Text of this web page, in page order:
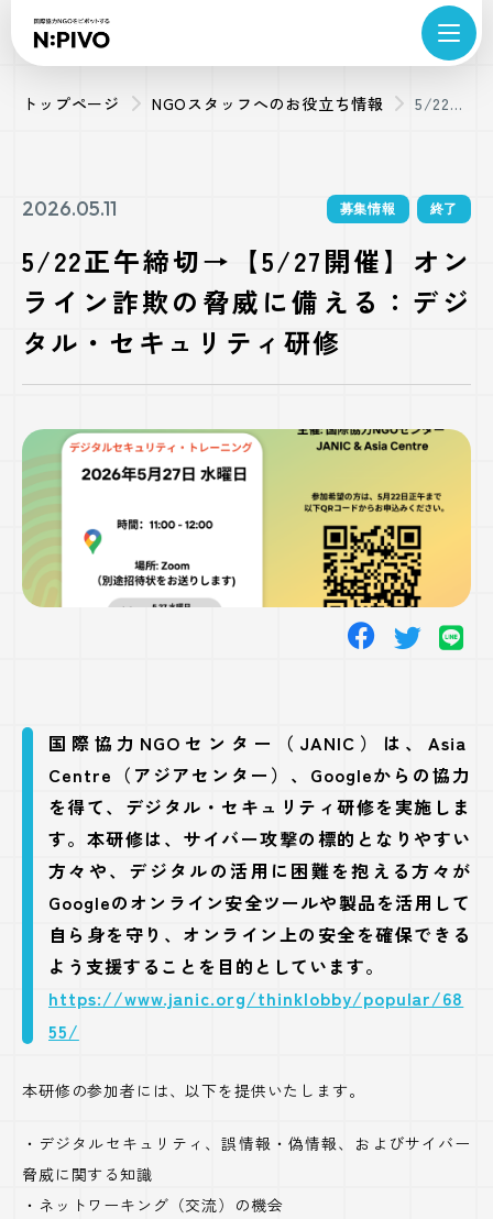
トップページ NGOスタッフへのお役立ち情報
5/22正
開催】
イン詐
欺の脅
デジタ
キュリ
ティ研
修
2026.05.11 募集情報 終了
5/22正午締切→【5/27開催】オン
ライン詐欺の脅威に備える：デジ
タル・セキュリティ研修
国際協力NGOセンター（JANIC）は、Asia
Centre（アジアセンター）、Googleからの協力
を得て、デジタル・セキュリティ研修を実施しま
す。本研修は、 サイバー攻撃の標的となりやすい
方々や、デジタルの活用に困難を抱える方々が
Googleのオンライン安全ツールや製品を活用して
自ら身を守り、オンライン上の安全を確保できる
よう支援することを目的としています。
https://www.janic.org/thinklobby/popular/68
55/
本研修の参加者には、以下を提供いたします。
・デジタルセキュリティ、誤情報・偽情報、およびサイバー
脅威に関する知識
・ネットワーキング（交流）の機会